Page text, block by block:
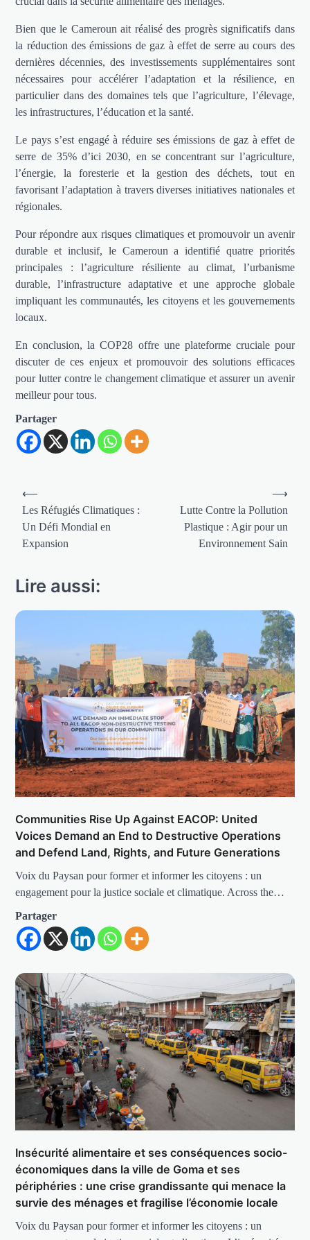
Bien que le Cameroun ait réalisé des progrès significatifs dans
la réduction des émissions de gaz à effet de serre au cours des
dernières décennies, des investissements supplémentaires sont
nécessaires pour accélérer l’adaptation et la résilience, en
particulier dans des domaines tels que l’agriculture, l’élevage,
les infrastructures, l’éducation et la santé.
Le pays s’est engagé à réduire ses émissions de gaz à effet de
serre de 35% d’ici 2030, en se concentrant sur l’agriculture,
l’énergie, la foresterie et la gestion des déchets, tout en
favorisant l’adaptation à travers diverses initiatives nationales et
régionales.
Pour répondre aux risques climatiques et promouvoir un avenir
durable et inclusif, le Cameroun a identifié quatre priorités
principales : l’agriculture résiliente au climat, l’urbanisme
durable, l’infrastructure adaptative et une approche globale
impliquant les communautés, les citoyens et les gouvernements
locaux.
En conclusion, la COP28 offre une plateforme cruciale pour
discuter de ces enjeux et promouvoir des solutions efficaces
pour lutter contre le changement climatique et assurer un avenir
meilleur pour tous.
Partager
Navigation
de
l’article
⟵
Les Réfugiés Climatiques :
Un Défi Mondial en
Expansion
Lutte Contre la Pollution
Plastique : Agir pour un
Environnement Sain
⟶
Lire aussi:
Communities Rise Up Against EACOP: United
Voices Demand an End to Destructive Operations
and Defend Land, Rights, and Future Generations
Voix du Paysan pour former et informer les citoyens : un
engagement pour la justice sociale et climatique. Across the…
Partager
Insécurité alimentaire et ses conséquences socio-
économiques dans la ville de Goma et ses
périphéries : une crise grandissante qui menace la
survie des ménages et fragilise l’économie locale
Voix du Paysan pour former et informer les citoyens : un